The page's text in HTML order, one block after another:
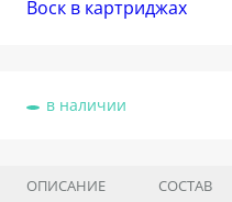
Воск в картриджах
в наличии
ОПИСАНИЕ СОСТАВ